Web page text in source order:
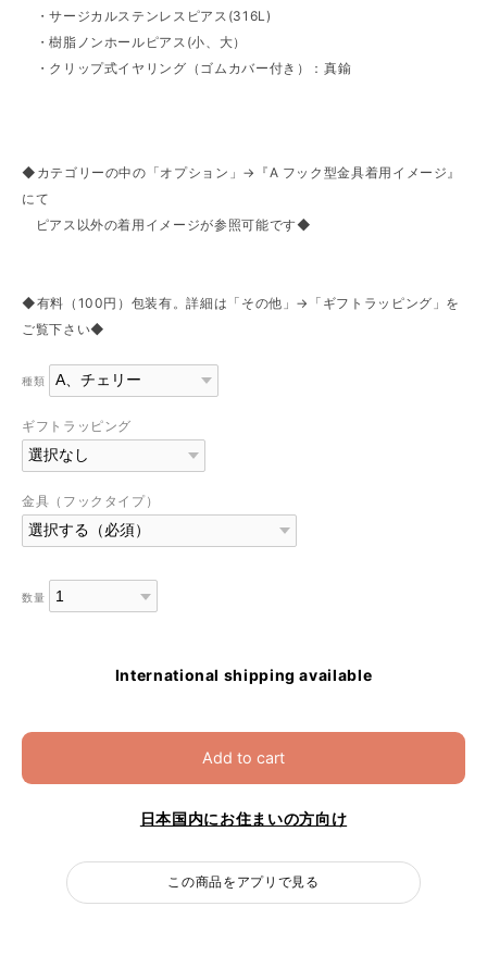
・サージカルステンレスピアス(316L)
・樹脂ノンホールピアス(小、大）
・クリップ式イヤリング（ゴムカバー付き）：真鍮
◆カテゴリーの中の「オプション」→『A フック型金具着用イメージ』
にて
ピアス以外の着用イメージが参照可能です◆
◆有料（100円）包装有。詳細は「その他」→「ギフトラッピング」を
ご覧下さい◆
種類
ギフトラッピング
金具（フックタイプ）
数量
International shipping available
Add to cart
日本国内にお住まいの方向け
この商品をアプリで見る